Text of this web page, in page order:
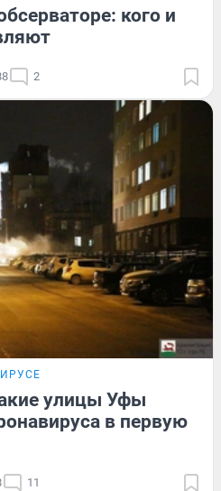
кого и
2
улицы Уфы
в первую
11